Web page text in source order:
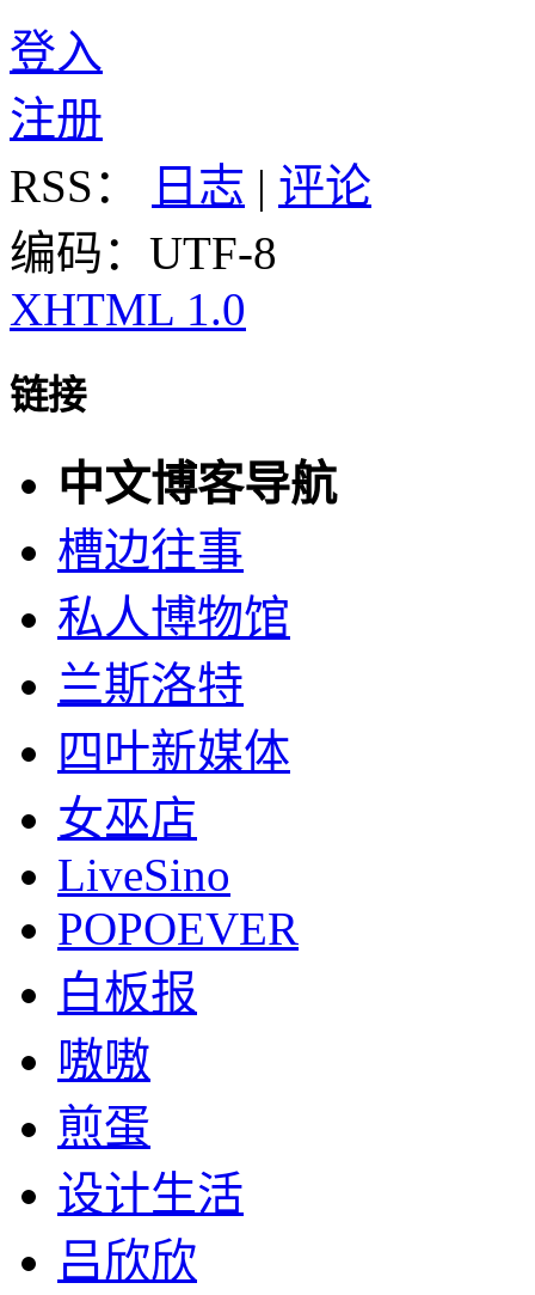
登入
注册
RSS：
日志 | 评论
编码：UTF-8
XHTML 1.0
链接
中文博客导航
槽边往事
私人博物馆
兰斯洛特
四叶新媒体
女巫店
LiveSino
POPOEVER
白板报
嗷嗷
煎蛋
设计生活
吕欣欣